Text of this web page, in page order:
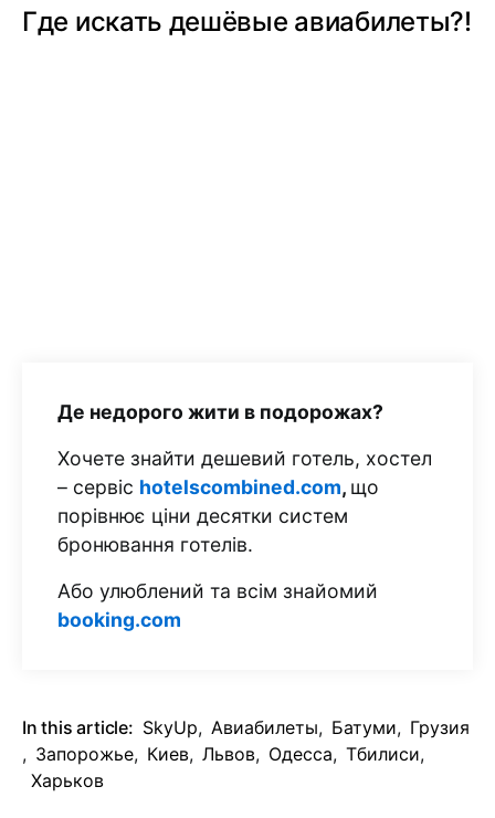
Где искать дешёвые авиабилеты?!
Де недорого жити в подорожах?
Хочете знайти дешевий готель, хостел
– сервіс hotelscombined.com, що
порівнює ціни десятки систем
бронювання готелів.
Або улюблений та всім знайомий
booking.com
In this article: SkyUp, Авиабилеты, Батуми, Грузия
, Запорожье, Киев, Львов, Одесса, Тбилиси,
Харьков